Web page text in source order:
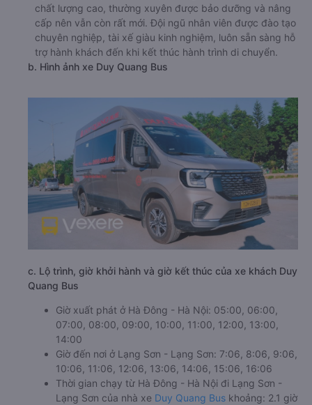
chất lượng cao, thường xuyên được bảo dưỡng và nâng
cấp nên vẫn còn rất mới. Đội ngũ nhân viên được đào tạo
chuyên nghiệp, tài xế giàu kinh nghiệm, luôn sẵn sàng hỗ
trợ hành khách đến khi kết thúc hành trình di chuyển.
b. Hình ảnh xe Duy Quang Bus
c. Lộ trình, giờ khởi hành và giờ kết thúc của xe khách Duy
Quang Bus
Giờ xuất phát ở Hà Đông - Hà Nội: 05:00, 06:00,
07:00, 08:00, 09:00, 10:00, 11:00, 12:00, 13:00,
14:00
Giờ đến nơi ở Lạng Sơn - Lạng Sơn: 7:06, 8:06, 9:06,
10:06, 11:06, 12:06, 13:06, 14:06, 15:06, 16:06
Thời gian chạy từ Hà Đông - Hà Nội đi Lạng Sơn -
Lạng Sơn của nhà xe Duy Quang Bus khoảng: 2.1 giờ